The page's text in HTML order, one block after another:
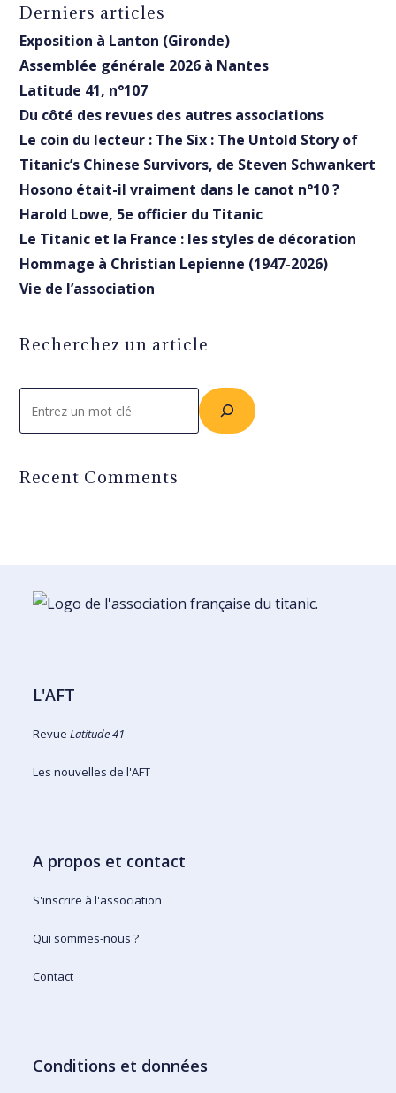
Derniers articles
Exposition à Lanton (Gironde)
Assemblée générale 2026 à Nantes
Latitude 41, n°107
Du côté des revues des autres associations
Le coin du lecteur : The Six : The Untold Story of
Titanic’s Chinese Survivors, de Steven Schwankert
Hosono était-il vraiment dans le canot n°10 ?
Harold Lowe, 5e officier du Titanic
Le Titanic et la France : les styles de décoration
Hommage à Christian Lepienne (1947-2026)
Vie de l’association
Recherchez un article
Recent Comments
L'AFT
RevueLatitude 41
Les nouvelles de l'AFT
A propos et contact
S'inscrire à l'association
Qui sommes-nous ?
Contact
Conditions et données